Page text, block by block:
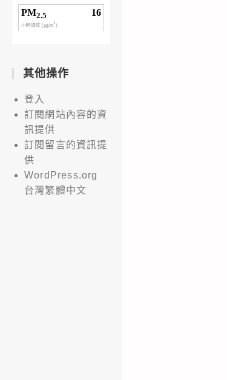
其他操作
登入
訂閱網站內容的資
訊提供
訂閱留言的資訊提
供
WordPress.org
台灣繁體中文